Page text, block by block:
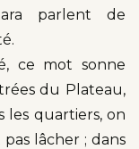
parlent de
ce mot sonne
du Plateau,
les quartiers, on
lâcher ; dans